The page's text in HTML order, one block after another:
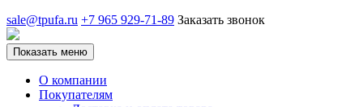
sale@tpufa.ru +7 965 929-71-89 Заказать звонок
Показать меню
О компании
Покупателям